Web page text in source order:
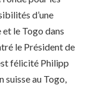
d’une
le Togo dans
le Président de
félicité Philipp
au Togo,